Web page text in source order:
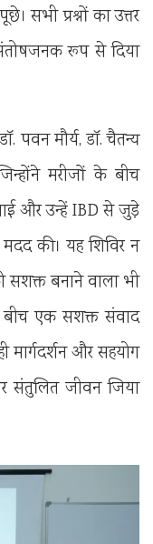
सभी प्रश्नों का उत्तर
संतोषजनक रूप से दिया
पवन मौर्य, डॉ. चैतन्य
मरीजों के बीच
और उन्हें IBD से जुड़े
की। यह शिविर न
सशक्त बनाने वाला भी
बीच एक सशक्त संवाद
और सहयोग
जीवन जिया